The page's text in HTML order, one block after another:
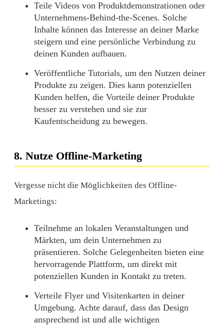
Teile Videos von Produktdemonstrationen oder
Unternehmens-Behind-the-Scenes. Solche
Inhalte können das Interesse an deiner Marke
steigern und eine persönliche Verbindung zu
deinen Kunden aufbauen.
Veröffentliche Tutorials, um den Nutzen deiner
Produkte zu zeigen. Dies kann potenziellen
Kunden helfen, die Vorteile deiner Produkte
besser zu verstehen und sie zur
Kaufentscheidung zu bewegen.
8. Nutze Offline-Marketing
Vergesse nicht die Möglichkeiten des Offline-
Marketings:
Teilnehme an lokalen Veranstaltungen und
Märkten, um dein Unternehmen zu
präsentieren. Solche Gelegenheiten bieten eine
hervorragende Plattform, um direkt mit
potenziellen Kunden in Kontakt zu treten.
Verteile Flyer und Visitenkarten in deiner
Umgebung. Achte darauf, dass das Design
ansprechend ist und alle wichtigen